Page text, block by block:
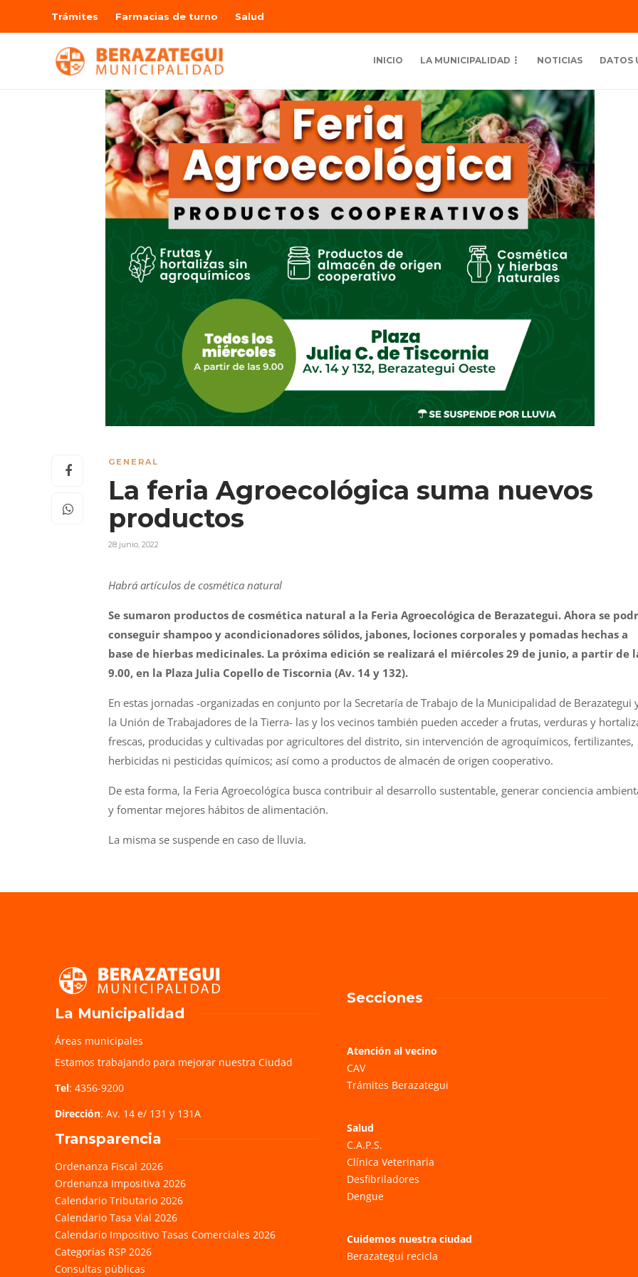
Trámites Farmacias de turno Salud
INICIO LA MUNICIPALIDAD NOTICIAS DATOS
GENERAL
La feria Agroecológica suma nuevos
productos
28 junio, 2022
Habrá artículos de cosmética natural
Se sumaron productos de cosmética natural a la Feria Agroecológica de Berazategui. Ahora se
conseguir shampoo y acondicionadores sólidos, jabones, lociones corporales y pomadas hechas a
base de hierbas medicinales. La próxima edición se realizará el miércoles 29 de junio, a partir de
9.00, en la Plaza Julia Copello de Tiscornia (Av. 14 y 132).
En estas jornadas -organizadas en conjunto por la Secretaría de Trabajo de la Municipalidad de Berazategui
la Unión de Trabajadores de la Tierra- las y los vecinos también pueden acceder a frutas, verduras y
frescas, producidas y cultivadas por agricultores del distrito, sin intervención de agroquímicos, fertilizantes,
herbicidas ni pesticidas químicos; así como a productos de almacén de origen cooperativo.
De esta forma, la Feria Agroecológica busca contribuir al desarrollo sustentable, generar conciencia
y fomentar mejores hábitos de alimentación.
La misma se suspende en caso de lluvia.
La Municipalidad
Áreas municipales
Estamos trabajando para mejorar nuestra Ciudad
Tel: 4356-9200
Dirección: Av. 14 e/ 131 y 131A
Transparencia
Ordenanza Fiscal 2026
Ordenanza Impositiva 2026
Calendario Tributario 2026
Calendario Tasa Vial 2026
Calendario Impositivo Tasas Comerciales 2026
Categorías RSP 2026
Consultas públicas
Secciones
Atención al vecino
CAV
Trámites Berazategui
Salud
C.A.P.S.
Clínica Veterinaria
Desfibriladores
Dengue
Cuidemos nuestra ciudad
Berazategui recicla